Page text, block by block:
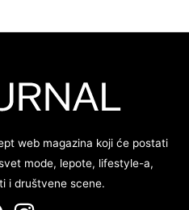
web magazina koji će postati
mode, lepote, lifestyle-a,
i društvene scene.